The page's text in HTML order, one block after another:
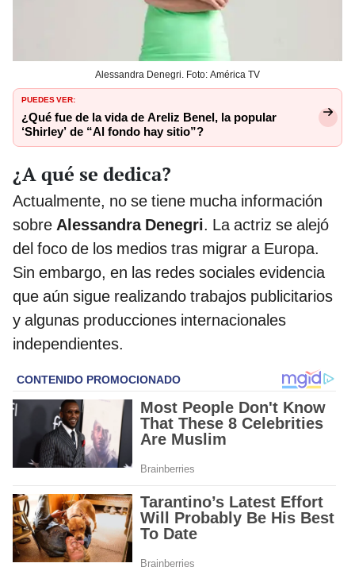
Alessandra Denegri. Foto: América TV
PUEDES VER:
¿Qué fue de la vida de Areliz Benel, la popular
‘Shirley’ de “Al fondo hay sitio”?
¿A qué se dedica?
Actualmente, no se tiene mucha información
sobre Alessandra Denegri. La actriz se alejó
del foco de los medios tras migrar a Europa.
Sin embargo, en las redes sociales evidencia
que aún sigue realizando trabajos publicitarios
y algunas producciones internacionales
independientes.